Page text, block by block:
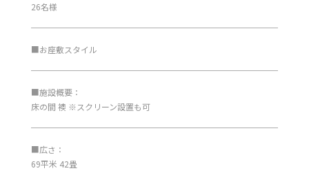
26名様
■お座敷スタイル
■施設概要：
床の間 襖 ※スクリーン設置も可
■広さ：
69平米 42畳